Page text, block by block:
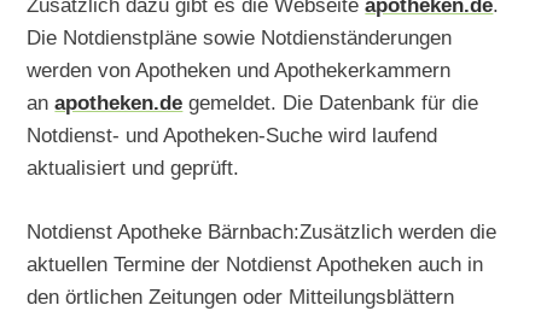
Zusätzlich dazu gibt es die Webseiteapotheken.de.
Die Notdienstpläne sowie Notdienständerungen
werden von Apotheken und Apothekerkammern
anapotheken.de gemeldet. Die Datenbank für die
Notdienst- und Apotheken-Suche wird laufend
aktualisiert und geprüft.
Notdienst Apotheke Bärnbach:Zusätzlich werden die
aktuellen Termine der Notdienst Apotheken auch in
den örtlichen Zeitungen oder Mitteilungsblättern